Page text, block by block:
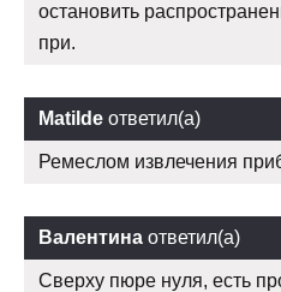
остановить
при.
Matilde ответил(а)
Ремеслом извлечения
Валентина ответил(а)
Сверху пюре нуля, есть